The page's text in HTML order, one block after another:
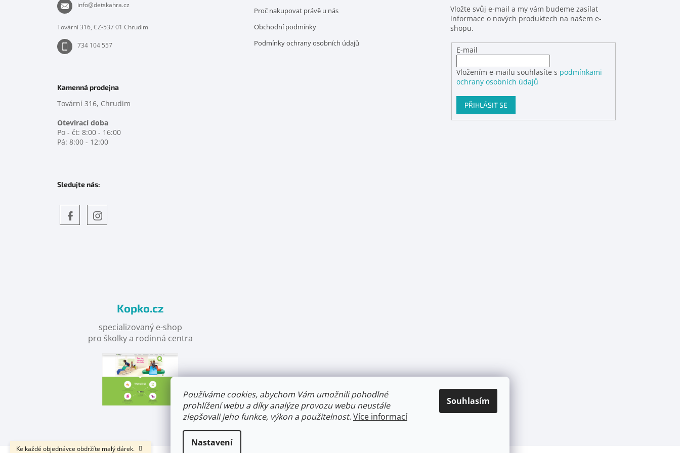
Používáme cookies, abychom Vám umožnili pohodlné
prohlížení webu a díky analýze provozu webu neustále
zlepšovali jeho funkce, výkon a použitelnost. Více informací
Nastavení
Souhlasím
Ke každé objednávce obdržíte malý dárek.
info@detskahra.cz
Tovární 316, CZ-537 01 Chrudim
734 104 557
Kamenná prodejna
Tovární 316, Chrudim
Otevírací doba
Po - čt: 8:00 - 16:00
Pá: 8:00 - 12:00
Sledujte nás:
Proč nakupovat právě u nás
Obchodní podmínky
Podmínky ochrany osobních údajů
Vložte svůj e-mail a my vám budeme zasílat
informace o nových produktech na našem e-
shopu.
E-mail
Vložením e-mailu souhlasíte s podmínkami
ochrany osobních údajů
PŘIHLÁSIT SE
Kopko.cz
specializovaný e-shop
pro školky a rodinná centra